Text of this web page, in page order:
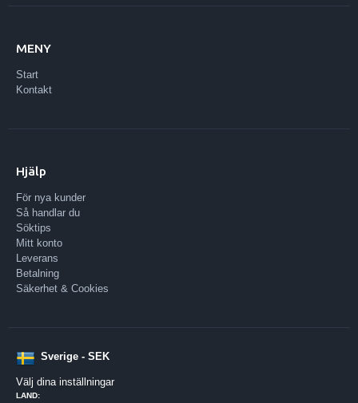
MENY
Start
Kontakt
Hjälp
För nya kunder
Så handlar du
Söktips
Mitt konto
Leverans
Betalning
Säkerhet & Cookies
Sverige - SEK
Välj dina inställningar
LAND: